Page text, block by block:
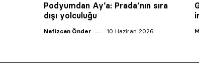
Podyumdan Ay’a: Prada’nın sıra
dışı yolculuğu
Nafizcan Önder 10 Haziran 2026